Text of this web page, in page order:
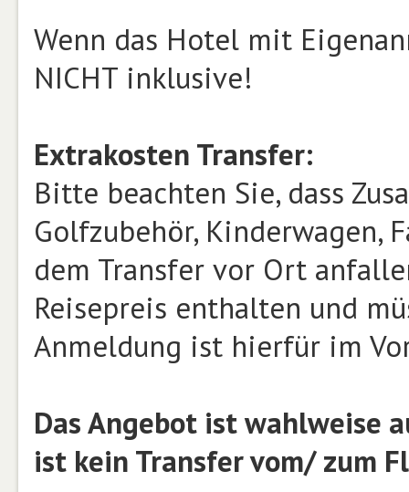
Wenn das Hotel mit
NICHT inklusive!
Extrakosten Transfer:
Bitte beachten Sie, dass
Golfzubehör, Kinderwagen,
dem Transfer vor Ort
Reisepreis enthalten und
Anmeldung ist hierfür im
Das Angebot ist wahlweise
ist kein Transfer vom/ zum